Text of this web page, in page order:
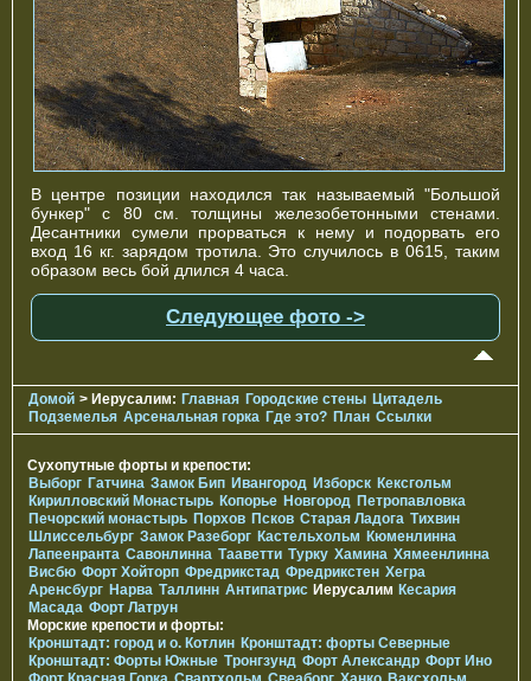
В центре позиции находился так называемый "Большой
бункер" с 80 см. толщины железобетонными стенами.
Десантники сумели прорваться к нему и подорвать его
вход 16 кг. зарядом тротила. Это случилось в 0615, таким
образом весь бой длился 4 часа.
Следующее фото ->
Домой > Иерусалим: Главная Городские стены Цитадель
Подземелья Арсенальная горка Где это? План Ссылки
Сухопутные форты и крепости:
Выборг Гатчина Замок Бип Ивангород Изборск Кексгольм
Кирилловский Монастырь Копорье Новгород Петропавловка
Печорcкий монастырь Порхов Псков Старая Ладога Тихвин
Шлиссельбург Замок Разеборг Кастельхольм Кюменлинна
Лапеенранта Савонлинна Тааветти Турку Хамина Хямеенлинна
Висбю Форт Хойторп Фредрикстад Фредрикстен Хегра
Аренсбург Нарва Таллинн Антипатрис Иерусалим Кесария
Масада Форт Латрун
Морские крепости и форты:
Кронштадт: город и о. Котлин Кронштадт: форты Северные
Кронштадт: Форты Южные Тронгзунд Форт Александр Форт Ино